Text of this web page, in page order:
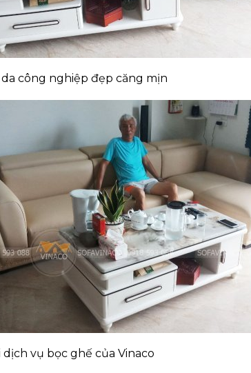
công nghiệp đẹp căng mịn
vụ bọc ghế của Vinaco